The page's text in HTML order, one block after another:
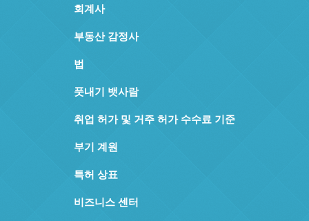
회계사
부동산 감정사
법
풋내기 뱃사람
취업 허가 및 거주 허가 수수료 기준
부기 계원
특허 상표
비즈니스 센터